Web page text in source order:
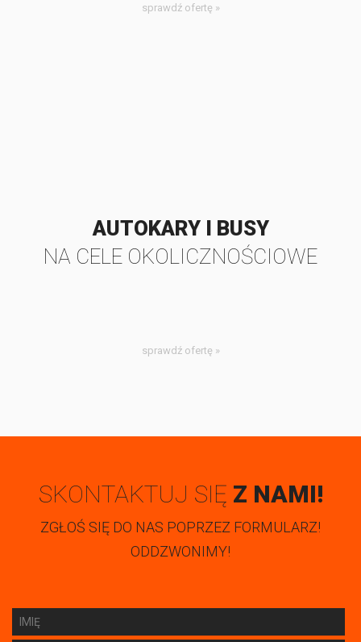
sprawdź ofertę »
AUTOKARY I BUSY
NA CELE OKOLICZNOŚCIOWE
sprawdź ofertę »
SKONTAKTUJ SIĘ Z NAMI!
ZGŁOŚ SIĘ DO NAS POPRZEZ FORMULARZ!
ODDZWONIMY!